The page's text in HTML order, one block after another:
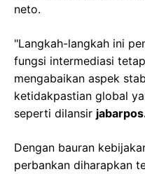
neto.
"Langkah-langkah ini
fungsi intermediasi
mengabaikan aspek
ketidakpastian global
seperti dilansir
Dengan bauran
perbankan diharapkan